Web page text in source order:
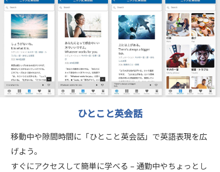
ひとこと英会話
移動中や隙間時間に「ひとこと英会話」で英語表現を広
げよう。
すぐにアクセスして簡単に学べる – 通勤中やちょっとし